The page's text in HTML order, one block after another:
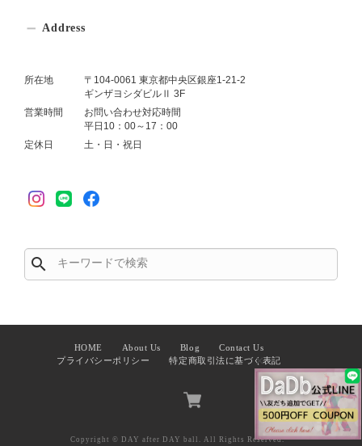
Address
所在地
〒104-0061 東京都中央区銀座1-21-2
ギンザヨシダビルⅡ 3F
営業時間
お問い合わせ対応時間
平日10：00～17：00
定休日
土・日・祝日
search
HOME About Us Blog
Contact Us
プライバシーポリシー
特定商取引法に基づく表記
Copyright © DAY after DAY ball. All Rights Reserved.
✕